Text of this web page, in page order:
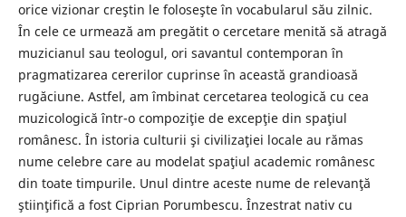
orice vizionar creştin le foloseşte în vocabularul său zilnic.
În cele ce urmează am pregătit o cercetare menită să atragă
muzicianul sau teologul, ori savantul contemporan în
pragmatizarea cererilor cuprinse în această grandioasă
rugăciune. Astfel, am îmbinat cercetarea teologică cu cea
muzicologică într-o compoziţie de excepţie din spaţiul
românesc. În istoria culturii şi civilizaţiei locale au rămas
nume celebre care au modelat spaţiul academic românesc
din toate timpurile. Unul dintre aceste nume de relevanţă
ştiinţifică a fost Ciprian Porumbescu. Înzestrat nativ cu